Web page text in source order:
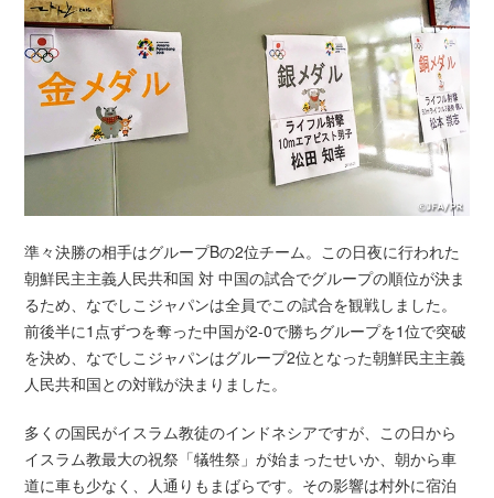
準々決勝の相手はグループBの2位チーム。この日夜に行われた
朝鮮民主主義人民共和国 対 中国の試合でグループの順位が決ま
るため、なでしこジャパンは全員でこの試合を観戦しました。
前後半に1点ずつを奪った中国が2-0で勝ちグループを1位で突破
を決め、なでしこジャパンはグループ2位となった朝鮮民主主義
人民共和国との対戦が決まりました。
多くの国民がイスラム教徒のインドネシアですが、この日から
イスラム教最大の祝祭「犠牲祭」が始まったせいか、朝から車
道に車も少なく、人通りもまばらです。その影響は村外に宿泊